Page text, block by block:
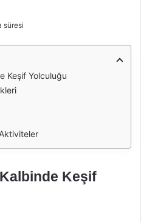
süresi
Keşif Yolculuğu
Keşif